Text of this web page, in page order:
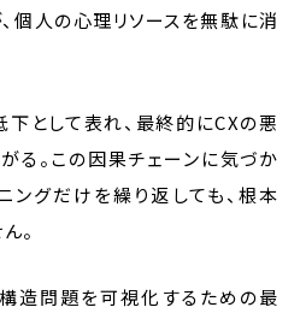
個人の心理リソースを無駄に消
として表れ、最終的にCXの悪
る。この因果チェーンに気づか
ングだけを繰り返しても、根本
。
造問題を可視化するための最